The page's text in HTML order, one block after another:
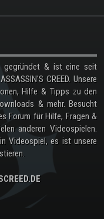
gegründet & ist eine seit
CREED. Unsere
Hilfe & Tipps zu den
& mehr. Besucht
Forum für Hilfe, Fragen &
anderen Videospielen.
Videospiel, es ist unsere